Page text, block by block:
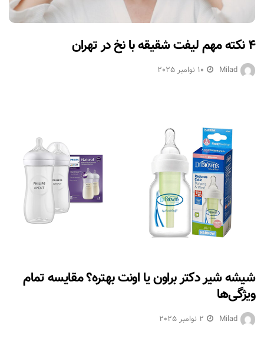
۴ نکته مهم لیفت شقیقه با نخ در تهران
Milad 10 نوامبر 2025
شیشه شیر دکتر براون یا اونت بهتره؟ مقایسه تمام
ویژگی‌ها
Milad 2 نوامبر 2025